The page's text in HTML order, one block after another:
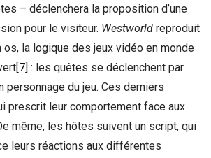
– déclenchera la proposition d’une
pour le visiteur. Westworld reproduit
os, la logique des jeux vidéo en monde
[7] : les quêtes se déclenchent par
personnage du jeu. Ces derniers
prescrit leur comportement face aux
même, les hôtes suivent un script, qui
leurs réactions aux différentes